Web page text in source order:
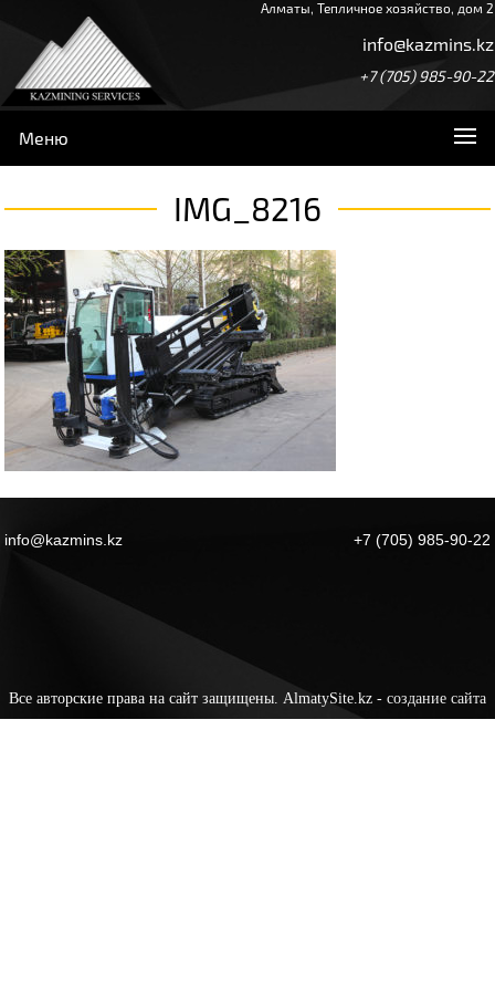
info@kazmins.kz
Алматы, Тепличное хозяйство, дом 2
+7 (705) 985-90-22
Меню
IMG_8216
info@kazmins.kz +7 (705) 985-90-22
Все авторские права на сайт защищены. AlmatySite.kz - создание сайта